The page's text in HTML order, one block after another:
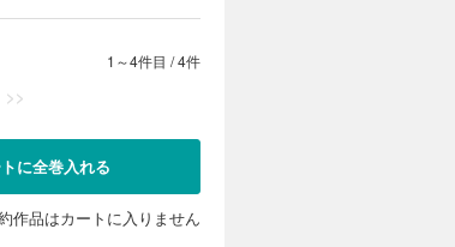
1～4件目 /4件
>>
に全巻入れる
作品はカートに入りません